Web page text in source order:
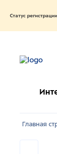
Статус регистрации
Главная